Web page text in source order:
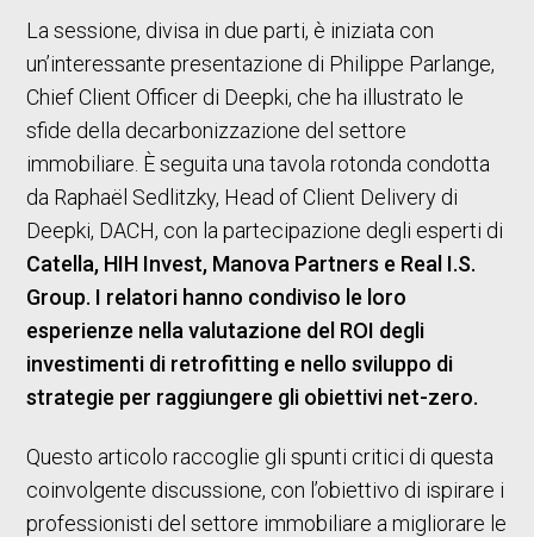
La sessione, divisa in due parti, è iniziata con
un’interessante presentazione di Philippe Parlange,
Chief Client Officer di Deepki, che ha illustrato le
sfide della decarbonizzazione del settore
immobiliare. È seguita una tavola rotonda condotta
da Raphaël Sedlitzky, Head of Client Delivery di
Deepki, DACH, con la partecipazione degli esperti di
Catella, HIH Invest, Manova Partners e Real I.S.
Group. I relatori hanno condiviso le loro
esperienze nella valutazione del ROI degli
investimenti di retrofitting e nello sviluppo di
strategie per raggiungere gli obiettivi net-zero.
Questo articolo raccoglie gli spunti critici di questa
coinvolgente discussione, con l’obiettivo di ispirare i
professionisti del settore immobiliare a migliorare le